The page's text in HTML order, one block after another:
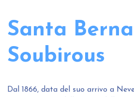
Santa
Soubirous
Dal 1866, data del suo arrivo a